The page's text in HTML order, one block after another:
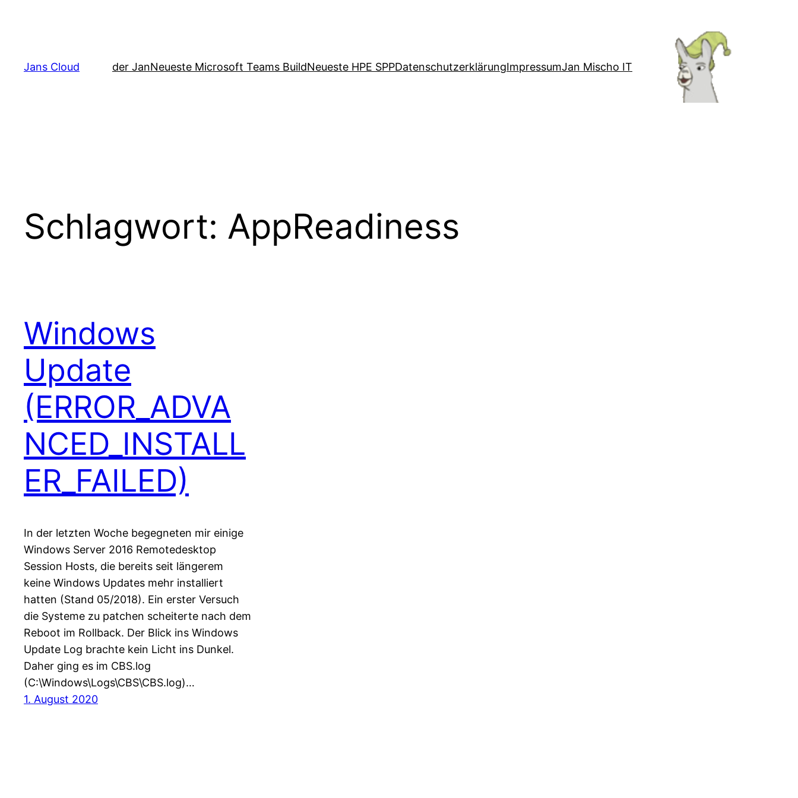
Jans Cloud
der JanNeueste Microsoft Teams BuildNeueste HPE SPPDatenschutzerklärungImpressumJan Mischo IT
Schlagwort: AppReadiness
Windows
Update
(ERROR_ADVA
NCED_INSTALL
ER_FAILED)
In der letzten Woche begegneten mir einige
Windows Server 2016 Remotedesktop
Session Hosts, die bereits seit längerem
keine Windows Updates mehr installiert
hatten (Stand 05/2018). Ein erster Versuch
die Systeme zu patchen scheiterte nach dem
Reboot im Rollback. Der Blick ins Windows
Update Log brachte kein Licht ins Dunkel.
Daher ging es im CBS.log
(C:\Windows\Logs\CBS\CBS.log)…
1. August 2020